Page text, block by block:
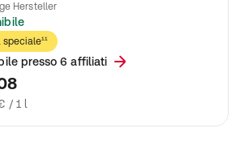
Hersteller
Uomo Ghiaccio Eau De Toilette Spray
presso 6 affiliati
/ 1 l